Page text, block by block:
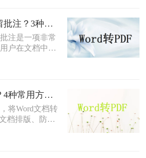
转呢？本文将介
为PDF的方
word转pdf怎么保留批注？3种方法帮你轻松转换！
注是一项非常
户在文档中直
馈。然而，当
格式时，很多
因为批注往往
么，word转pdf
将为您提供解
word转pdf怎么转？4种常用方法详解！
将Word文档转
档排版、防止
word转pdf怎么
常用方法，帮